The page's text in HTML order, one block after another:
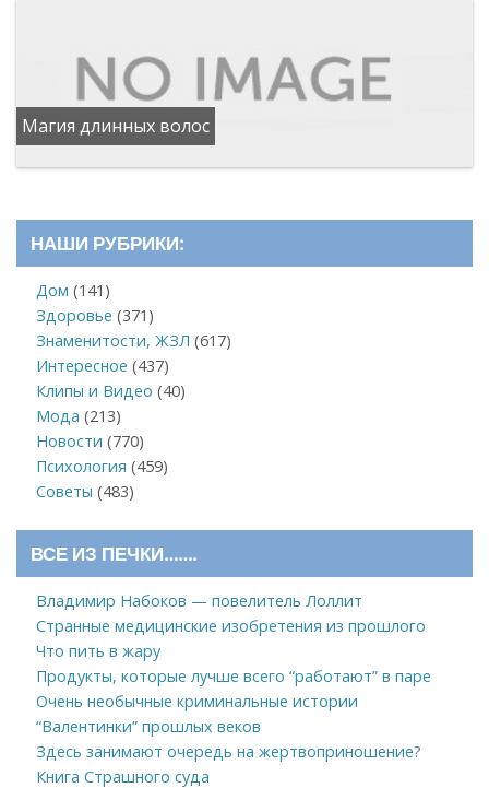
Магия длинных волос
НАШИ РУБРИКИ:
Дом (141)
Здоровье (371)
Знаменитости, ЖЗЛ (617)
Интересное (437)
Клипы и Видео (40)
Мода (213)
Новости (770)
Психология (459)
Советы (483)
ВСЕ ИЗ ПЕЧКИ…….
Владимир Набоков — повелитель Лоллит
Странные медицинские изобретения из прошлого
Что пить в жару
Продукты, которые лучше всего “работают” в паре
Очень необычные криминальные истории
“Валентинки” прошлых веков
Здесь занимают очередь на жертвоприношение?
Книга Страшного суда